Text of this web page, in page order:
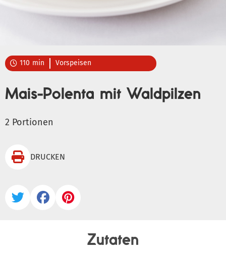
 110 min Vorspeisen
Mais-Polenta mit Waldpilzen
2 Portionen
 DRUCKEN
  
Zutaten